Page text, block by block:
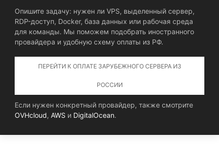
Опишите задачу: нужен ли VPS, выделенный сервер,
RDP-доступ, Docker, база данных или рабочая среда
для команды. Мы поможем подобрать иностранного
провайдера и удобную схему оплаты из РФ.
ПЕРЕЙТИ К ОПЛАТЕ ЗАРУБЕЖНОГО СЕРВЕРА ИЗ
РОССИИ
Если нужен конкретный провайдер, также смотрите
OVHcloud, AWS и DigitalOcean.